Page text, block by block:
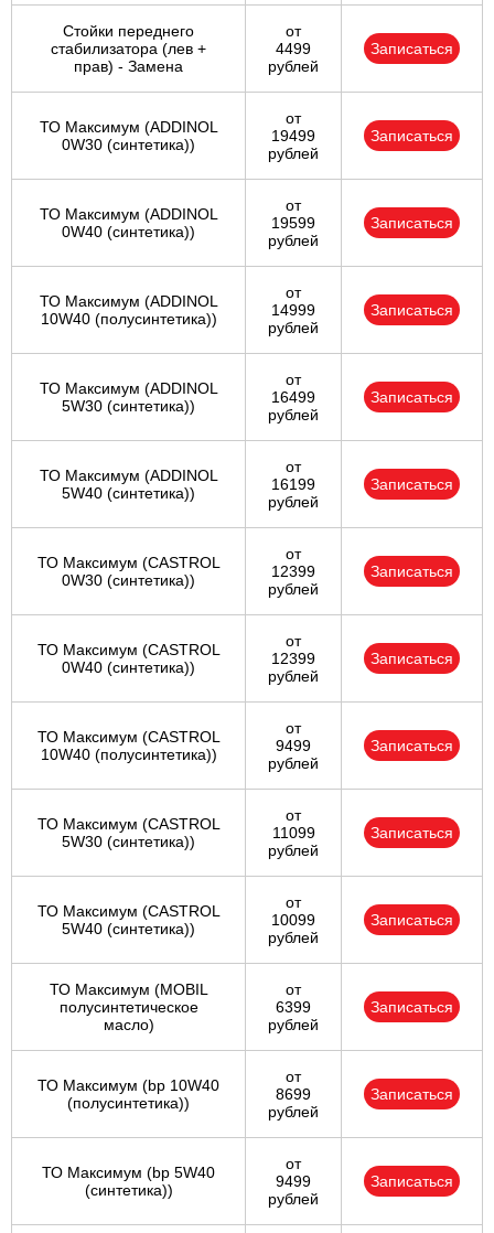
Стойки переднего
стабилизатора (лев +
прав) - Замена
от
4499
рублей
Записаться
ТО Максимум (ADDINOL
0W30 (синтетика))
от
19499
рублей
Записаться
ТО Максимум (ADDINOL
0W40 (синтетика))
от
19599
рублей
Записаться
ТО Максимум (ADDINOL
10W40 (полусинтетика))
от
14999
рублей
Записаться
ТО Максимум (ADDINOL
5W30 (синтетика))
от
16499
рублей
Записаться
ТО Максимум (ADDINOL
5W40 (синтетика))
от
16199
рублей
Записаться
ТО Максимум (CASTROL
0W30 (синтетика))
от
12399
рублей
Записаться
ТО Максимум (CASTROL
0W40 (синтетика))
от
12399
рублей
Записаться
ТО Максимум (CASTROL
10W40 (полусинтетика))
от
9499
рублей
Записаться
ТО Максимум (CASTROL
5W30 (синтетика))
от
11099
рублей
Записаться
ТО Максимум (CASTROL
5W40 (синтетика))
от
10099
рублей
Записаться
ТО Максимум (MOBIL
полуcинтетическое
масло)
от
6399
рублей
Записаться
ТО Максимум (bp 10W40
(полусинтетика))
от
8699
рублей
Записаться
ТО Максимум (bp 5W40
(синтетика))
от
9499
рублей
Записаться